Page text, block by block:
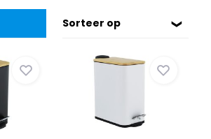
Sorteer op